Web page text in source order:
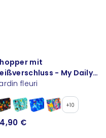
mit
- My Daily
fleuri
+10
€